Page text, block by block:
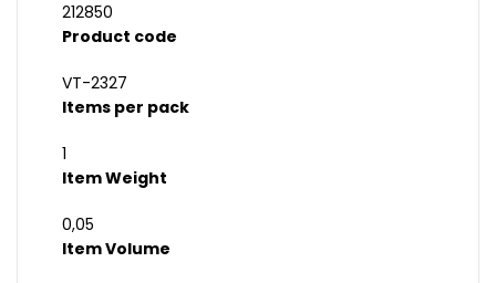
212850
Product code
VT-2327
Items per pack
1
Item Weight
0,05
Item Volume